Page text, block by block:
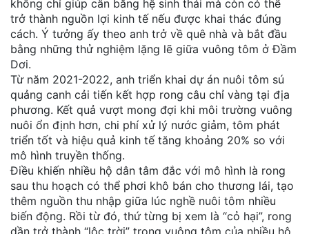
không chỉ giúp cân bằng hệ sinh thái mà còn có thể
trở thành nguồn lợi kinh tế nếu được khai thác đúng
cách. Ý tưởng ấy theo anh trở về quê nhà và bắt đầu
bằng những thử nghiệm lặng lẽ giữa vuông tôm ở Đầm
Dơi.
Từ năm 2021-2022, anh triển khai dự án nuôi tôm sú
quảng canh cải tiến kết hợp rong câu chỉ vàng tại địa
phương. Kết quả vượt mong đợi khi môi trường vuông
nuôi ổn định hơn, chi phí xử lý nước giảm, tôm phát
triển tốt và hiệu quả kinh tế tăng khoảng 20% so với
mô hình truyền thống.
Điều khiến nhiều hộ dân tâm đắc với mô hình là rong
sau thu hoạch có thể phơi khô bán cho thương lái, tạo
thêm nguồn thu nhập giữa lúc nghề nuôi tôm nhiều
biến động. Rồi từ đó, thứ từng bị xem là “cỏ hại”, rong